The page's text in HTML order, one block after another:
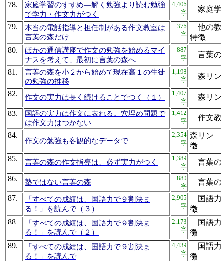
78.
家庭学習のすすめ―解く勉強より読む勉強
で学力・作文力がつく
4,406
字
家庭
79.
本当の電話指導と担任制がある作文教室は
言葉の森だけ
376
字
他の
特徴
80.
ほかの通信講座で作文の勉強を始めるマイ
ナスを考えて、最初に言葉の森へ
887
字
言葉
81.
言葉の森を小２から始めて現在高１の生徒
の勉強の推移
1,198
字
森リ
82. 作文の実力は長く続けることでつく（１）
1,407
字
森リ
83.
国語の実力は作文に表れる。穴埋め問題で
は作文力はつかない
1,412
字
作文
84.
作文の勉強も客観的なデータで
2,354
字
森リン
徴
85.
言葉の森の作文指導は、必ず実力がつく
1,389
字
言葉
86.
塾ではない言葉の森
880
字
言葉
87.
「すべての成績は、国語力で９割決ま
る！」を読んで（３）
2,905
字
国語
徴
88.
「すべての成績は、国語力で９割決ま
る！」を読んで（２）
2,173
字
国語
徴
89.
「すべての成績は、国語力で９割決ま
る！」を読んで
4,439
字
国語
徴